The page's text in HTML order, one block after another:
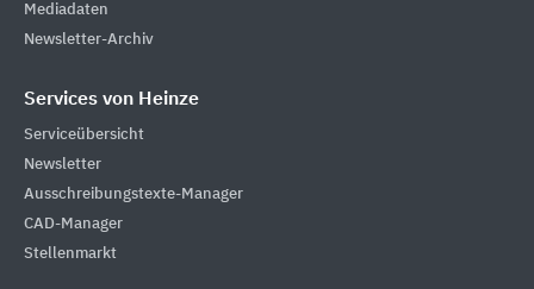
Mediadaten
Newsletter-Archiv
Services von Heinze
Serviceübersicht
Newsletter
Ausschreibungstexte-Manager
CAD-Manager
Stellenmarkt